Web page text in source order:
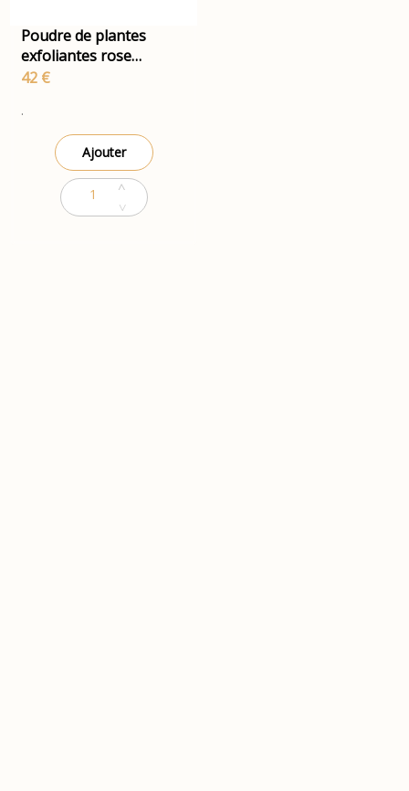
Poudre de plantes
exfoliantes rose
guimauve
42 €
.
Ajouter